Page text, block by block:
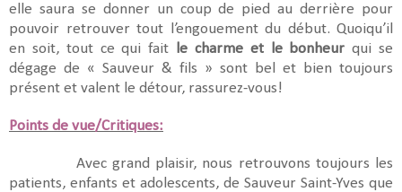
elle saura se donner un coup de pied au derrière pour
pouvoir retrouver tout l’engouement du début. Quoiqu’il
en soit, tout ce qui fait
le charme et le bonheur qui se
dégage de « Sauveur & fils » sont bel et bien toujours
présent et valent le détour, rassurez-vous!
Points de vue/Critiques:
Avec grand plaisir, nous retrouvons toujours les
patients, enfants et adolescents, de Sauveur Saint-Yves que